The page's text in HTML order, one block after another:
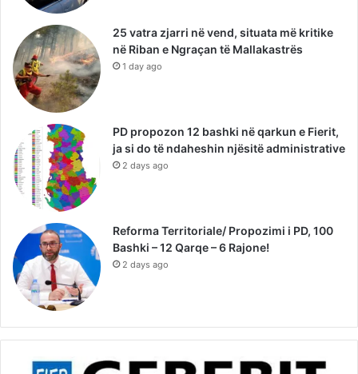
25 vatra zjarri në vend, situata më kritike
në Riban e Ngraçan të Mallakastrës
1 day ago
PD propozon 12 bashki në qarkun e Fierit,
ja si do të ndaheshin njësitë administrative
2 days ago
Reforma Territoriale/ Propozimi i PD, 100
Bashki – 12 Qarqe – 6 Rajone!
2 days ago